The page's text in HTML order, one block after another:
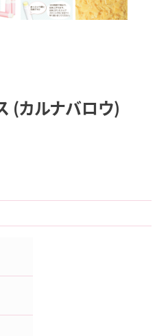
(カルナバロウ)